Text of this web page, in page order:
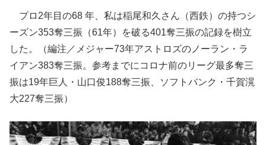
プロ2年目の68 年、私は稲尾和久さん（西鉄）の持つシ
ーズン353奪三振（61年）を破る401奪三振の記録を樹立
した。（編注／メジャー73年アストロズのノーラン・ラ
イアン383奪三振。参考までにコロナ前のリーグ最多奪三
振は19年巨人・山口俊188奪三振、ソフトバンク・千賀滉
大227奪三振）